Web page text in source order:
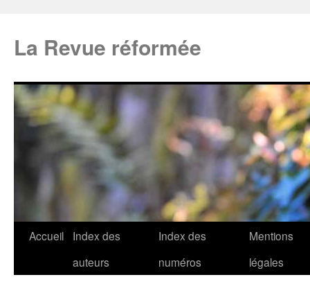
La Revue réformée
Accueil
Index des
auteurs
Index des
numéros
Mentions
légales